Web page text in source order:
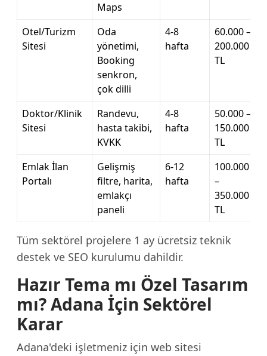
Maps
Otel/Turizm
Sitesi
Oda
yönetimi,
Booking
senkron,
çok dilli
4-8
hafta
60.000 –
200.000
TL
Doktor/Klinik
Sitesi
Randevu,
hasta takibi,
KVKK
4-8
hafta
50.000 –
150.000
TL
Emlak İlan
Portalı
Gelişmiş
filtre, harita,
emlakçı
paneli
6-12
hafta
100.000
–
350.000
TL
Tüm sektörel projelere 1 ay ücretsiz teknik
destek ve SEO kurulumu dahildir.
Hazır Tema mı Özel Tasarım
mı? Adana İçin Sektörel
Karar
Adana'deki işletmeniz için web sitesi